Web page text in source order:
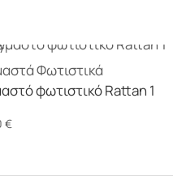
Φωτιστικά
φωτιστικό Rattan 1
€